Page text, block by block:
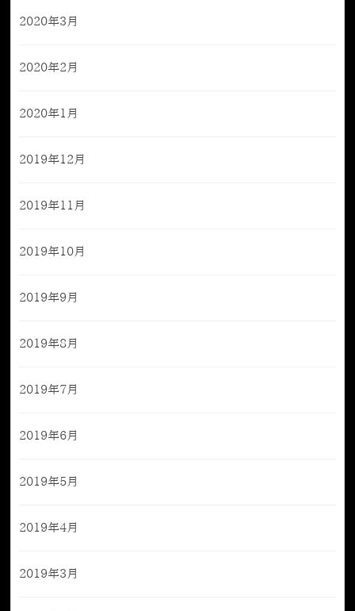
2020年3月
2020年2月
2020年1月
2019年12月
2019年11月
2019年10月
2019年9月
2019年8月
2019年7月
2019年6月
2019年5月
2019年4月
2019年3月